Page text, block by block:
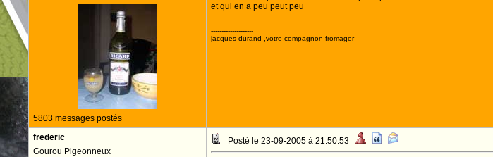
5803 messages postés
et qui en a peu peut peu
--------------------
jacques durand ,votre compagnon fromager
frederic
Gourou Pigeonneux
Posté le 23-09-2005 à 21:50:53